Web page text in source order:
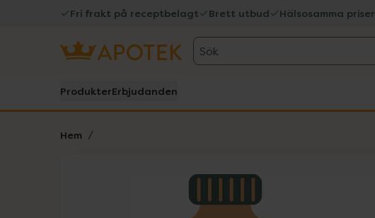
Fri frakt på receptbelagt Brett utbud Hälsosamma priser
Sök
ProdukterErbjudanden
Hem
Lista: . Innehåller 1 objekt.